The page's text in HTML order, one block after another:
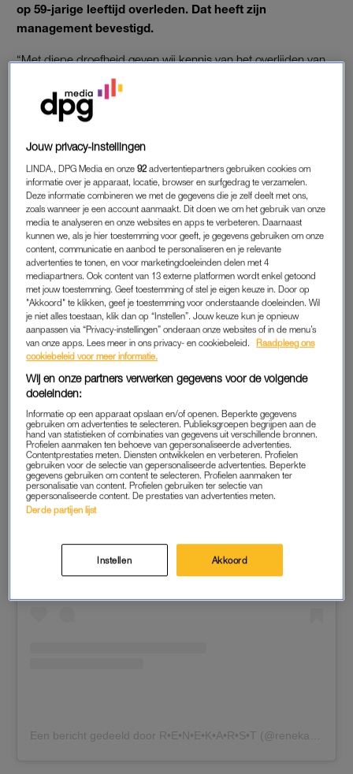
op 59-jarige leeftijd overleden. Dat heeft zijn
management bevestigd.
“Met diepe droefheid geven wij kennis van het overlijden van
René Karst”, valt er op de Instagram-pagina van de zanger te
lezen.
RENÉ KARST OVERLEDEN
“René is vanmorgen niet meer wakker geworden en op een
vredige manier heengegaan. We zijn ontroostbaar. Met zijn
muziek, warmte en unieke persoonlijkheid heeft hij vele, maar
vooral onze, harten geraakt.”
Jouw privacy-instellingen
LINDA., DPG Media en onze92 advertentiepartners gebruiken cookies om
informatie over je apparaat, locatie, browser en surfgedrag te verzamelen.
Deze informatie combineren we met de gegevens die je zelf deelt met ons,
zoals wanneer je een account aanmaakt. Dit doen we om het gebruik van onze
media te analyseren en onze websites en apps te verbeteren. Daarnaast
kunnen we, als je hier toestemming voor geeft, je gegevens gebruiken om onze
content, communicatie en aanbod te personaliseren en je relevante
advertenties te tonen, en voor marketingdoeleinden delen met 4
mediapartners. Ook content van 13 externe platformen wordt enkel getoond
met jouw toestemming. Geef toestemming of stel je eigen keuze in. Door op
"Akkoord" te klikken, geef je toestemming voor onderstaande doeleinden. Wil
je niet alles toestaan, klik dan op “Instellen”. Jouw keuze kun je opnieuw
aanpassen via “Privacy-instellingen” onderaan onze websites of in de menu’s
van onze apps. Lees meer in ons privacy- en cookiebeleid.
Raadpleeg ons
cookiebeleid voor meer informatie.
Wij en onze partners verwerken gegevens voor de volgende
doeleinden:
Informatie op een apparaat opslaan en/of openen. Beperkte gegevens
gebruiken om advertenties te selecteren. Publieksgroepen begrijpen aan de
hand van statistieken of combinaties van gegevens uit verschillende bronnen.
Profielen aanmaken ten behoeve van gepersonaliseerde advertenties.
Contentprestaties meten. Diensten ontwikkelen en verbeteren. Profielen
gebruiken voor de selectie van gepersonaliseerde advertenties. Beperkte
gegevens gebruiken om content te selecteren. Profielen aanmaken ter
personalisatie van content. Profielen gebruiken ter selectie van
gepersonaliseerde content. De prestaties van advertenties meten.
Derde partijen lijst
Instellen Akkoord